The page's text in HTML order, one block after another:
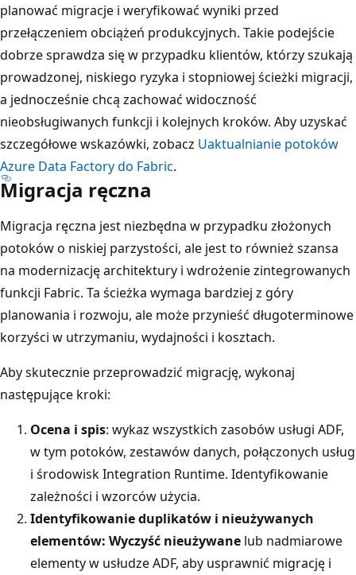
planować migracje i weryfikować wyniki przed
przełączeniem obciążeń produkcyjnych. Takie podejście
dobrze sprawdza się w przypadku klientów, którzy szukają
prowadzonej, niskiego ryzyka i stopniowej ścieżki migracji,
a jednocześnie chcą zachować widoczność
nieobsługiwanych funkcji i kolejnych kroków. Aby uzyskać
szczegółowe wskazówki, zobacz Uaktualnianie potoków
Azure Data Factory do Fabric.
Migracja ręczna
Migracja ręczna jest niezbędna w przypadku złożonych
potoków o niskiej parzystości, ale jest to również szansa
na modernizację architektury i wdrożenie zintegrowanych
funkcji Fabric. Ta ścieżka wymaga bardziej z góry
planowania i rozwoju, ale może przynieść długoterminowe
korzyści w utrzymaniu, wydajności i kosztach.
Aby skutecznie przeprowadzić migrację, wykonaj
następujące kroki:
Ocena i spis: wykaz wszystkich zasobów usługi ADF,
w tym potoków, zestawów danych, połączonych usług
i środowisk Integration Runtime. Identyfikowanie
zależności i wzorców użycia.
Identyfikowanie duplikatów i nieużywanych
elementów: Wyczyść nieużywane lub nadmiarowe
elementy w usłudze ADF, aby usprawnić migrację i